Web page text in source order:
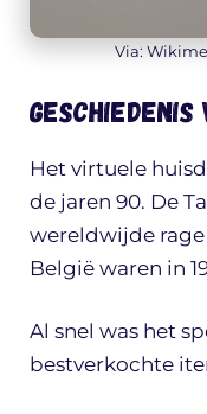
Via:
Geschiedenis
Het virtuele
de jaren 90. De
wereldwijde rage
België waren in
Al snel was het
bestverkochte